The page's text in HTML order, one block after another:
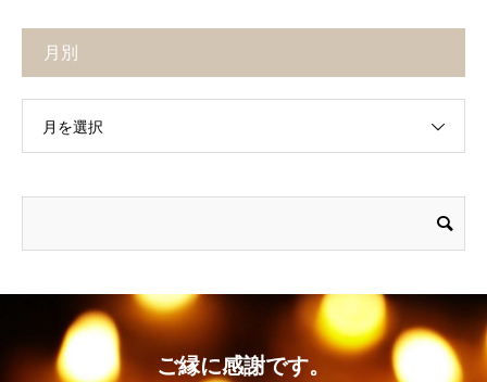
月別
月を選択
ご縁に感謝です。